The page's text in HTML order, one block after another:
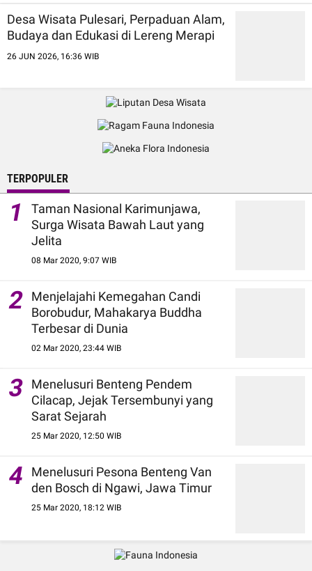
Desa Wisata Pulesari, Perpaduan Alam,
Budaya dan Edukasi di Lereng Merapi
26 JUN 2026, 16:36 WIB
TERPOPULER
1
Taman Nasional Karimunjawa,
Surga Wisata Bawah Laut yang
Jelita
08 Mar 2020, 9:07 WIB
2
Menjelajahi Kemegahan Candi
Borobudur, Mahakarya Buddha
Terbesar di Dunia
02 Mar 2020, 23:44 WIB
3
Menelusuri Benteng Pendem
Cilacap, Jejak Tersembunyi yang
Sarat Sejarah
25 Mar 2020, 12:50 WIB
4
Menelusuri Pesona Benteng Van
den Bosch di Ngawi, Jawa Timur
25 Mar 2020, 18:12 WIB